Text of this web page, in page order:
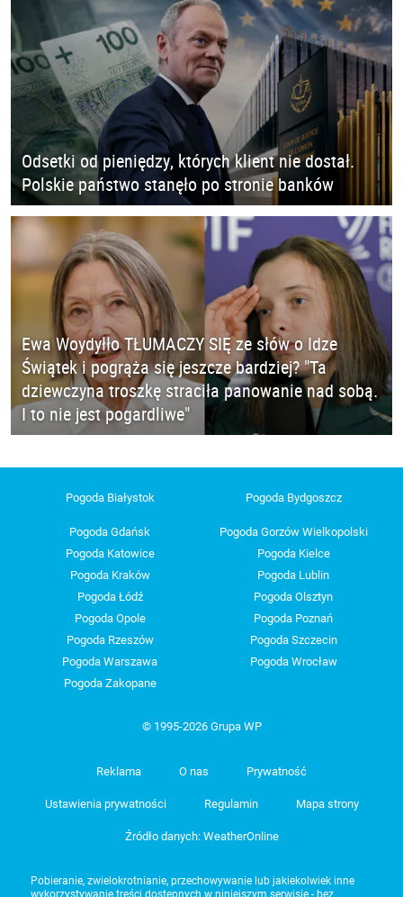
Odsetki od pieniędzy, których klient nie dostał.
Polskie państwo stanęło po stronie banków
Ewa Woydyłło TŁUMACZY SIĘ ze słów o Idze
Świątek i pogrąża się jeszcze bardziej? "Ta
dziewczyna troszkę straciła panowanie nad sobą.
I to nie jest pogardliwe"
Pogoda Białystok Pogoda Bydgoszcz
Pogoda Gdańsk
Pogoda Gorzów Wielkopolski
Pogoda Katowice
Pogoda Kielce
Pogoda Kraków
Pogoda Lublin
Pogoda Łódź
Pogoda Olsztyn
Pogoda Opole
Pogoda Poznań
Pogoda Rzeszów
Pogoda Szczecin
Pogoda Warszawa
Pogoda Wrocław
Pogoda Zakopane
© 1995-2026 Grupa WP
Reklama O nas Prywatność
Ustawienia prywatności Regulamin Mapa strony
Źródło danych: WeatherOnline
Pobieranie, zwielokrotnianie, przechowywanie lub jakiekolwiek inne
wykorzystywanie treści dostępnych w niniejszym serwisie - bez